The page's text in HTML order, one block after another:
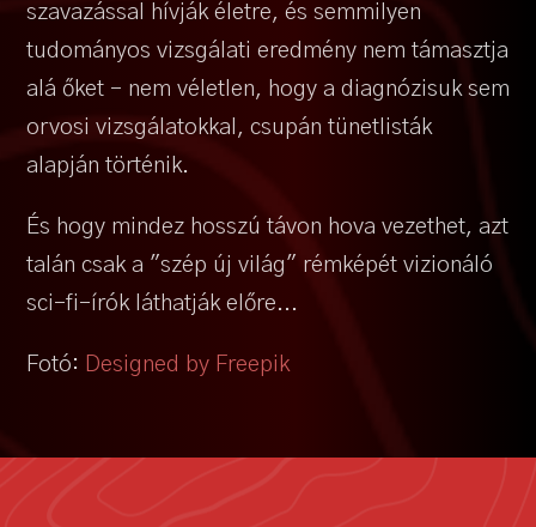
szavazással hívják életre, és semmilyen
tudományos vizsgálati eredmény nem támasztja
alá őket – nem véletlen, hogy a diagnózisuk sem
orvosi vizsgálatokkal, csupán tünetlisták
alapján történik.
És hogy mindez hosszú távon hova vezethet, azt
talán csak a "szép új világ" rémképét vizionáló
sci-fi-írók láthatják előre...
Fotó: Designed by Freepik